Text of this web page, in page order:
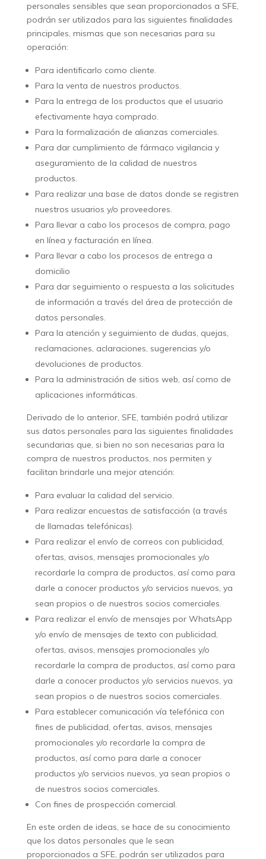
personales sensibles que sean proporcionados a SFE,
podrán ser utilizados para las siguientes finalidades
principales, mismas que son necesarias para su
operación:
Para identificarlo como cliente.
Para la venta de nuestros productos.
Para la entrega de los productos que el usuario
efectivamente haya comprado.
Para la formalización de alianzas comerciales.
Para dar cumplimiento de fármaco vigilancia y
aseguramiento de la calidad de nuestros
productos.
Para realizar una base de datos donde se registren
nuestros usuarios y/o proveedores.
Para llevar a cabo los procesos de compra, pago
en línea y facturación en línea.
Para llevar a cabo los procesos de entrega a
domicilio
Para dar seguimiento o respuesta a las solicitudes
de información a través del área de protección de
datos personales.
Para la atención y seguimiento de dudas, quejas,
reclamaciones, aclaraciones, sugerencias y/o
devoluciones de productos.
Para la administración de sitios web, así como de
aplicaciones informáticas.
Derivado de lo anterior, SFE, también podrá utilizar
sus datos personales para las siguientes finalidades
secundarias que, si bien no son necesarias para la
compra de nuestros productos, nos permiten y
facilitan brindarle una mejor atención:
Para evaluar la calidad del servicio.
Para realizar encuestas de satisfacción (a través
de llamadas telefónicas).
Para realizar el envío de correos con publicidad,
ofertas, avisos, mensajes promocionales y/o
recordarle la compra de productos, así como para
darle a conocer productos y/o servicios nuevos, ya
sean propios o de nuestros socios comerciales.
Para realizar el envío de mensajes por WhatsApp
y/o envío de mensajes de texto con publicidad,
ofertas, avisos, mensajes promocionales y/o
recordarle la compra de productos, así como para
darle a conocer productos y/o servicios nuevos, ya
sean propios o de nuestros socios comerciales.
Para establecer comunicación vía telefónica con
fines de publicidad, ofertas, avisos, mensajes
promocionales y/o recordarle la compra de
productos, así como para darle a conocer
productos y/o servicios nuevos, ya sean propios o
de nuestros socios comerciales.
Con fines de prospección comercial.
En este orden de ideas, se hace de su conocimiento
que los datos personales que le sean
proporcionados a SFE, podrán ser utilizados para